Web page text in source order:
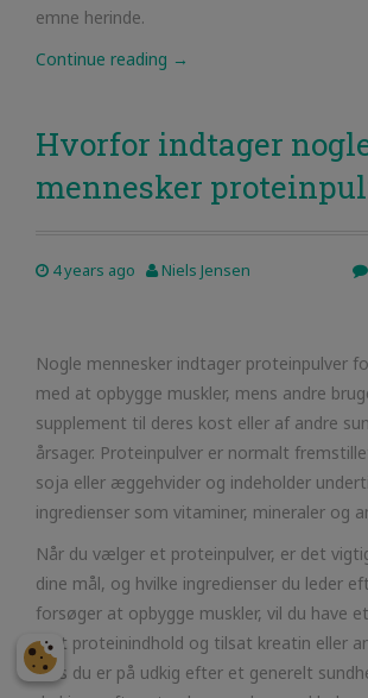
emne herinde.
Continue reading →
Hvorfor indtager
mennesker
4 years ago Niels Jensen
Nogle mennesker indtager proteinpulver
med at opbygge muskler, mens andre
supplement til deres kost eller af andre
årsager. Proteinpulver er normalt
soja eller æggehvider og indeholder
ingredienser som vitaminer, mineraler og
Når du vælger et proteinpulver, er det
dine mål, og hvilke ingredienser du leder
forsøger at opbygge muskler, vil du have
højt proteinindhold og tilsat kreatin eller
Hvis du er på udkig efter et generelt